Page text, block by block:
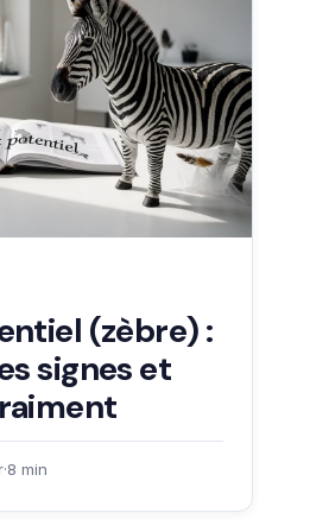
(zèbre) :
signes et
·8 min